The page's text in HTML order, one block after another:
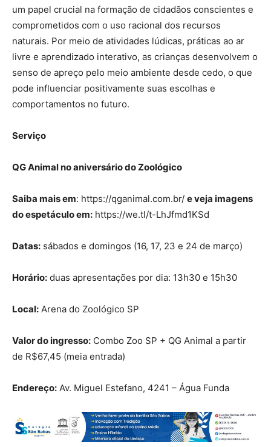
um papel crucial na formação de cidadãos conscientes e
comprometidos com o uso racional dos recursos
naturais. Por meio de atividades lúdicas, práticas ao ar
livre e aprendizado interativo, as crianças desenvolvem o
senso de apreço pelo meio ambiente desde cedo, o que
pode influenciar positivamente suas escolhas e
comportamentos no futuro.
Serviço
QG Animal no aniversário do Zoológico
Saiba mais em: https://qganimal.com.br/ e veja imagens
do espetáculo em: https://we.tl/t-LhJfmd1KSd
Datas: sábados e domingos (16, 17, 23 e 24 de março)
Horário: duas apresentações por dia: 13h30 e 15h30
Local: Arena do Zoológico SP
Valor do ingresso: Combo Zoo SP + QG Animal a partir
de R$67,45 (meia entrada)
Endereço: Av. Miguel Estefano, 4241 – Água Funda